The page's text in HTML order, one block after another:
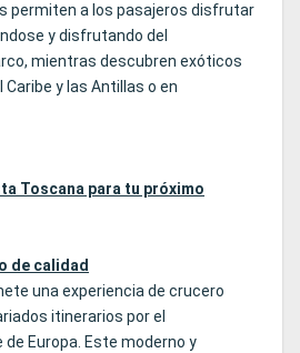
permiten a los pasajeros disfrutar
y disfrutando del
mientras descubren exóticos
y las Antillas o en
Toscana para tu próximo
de calidad
una experiencia de crucero
itinerarios por el
Europa. Este moderno y